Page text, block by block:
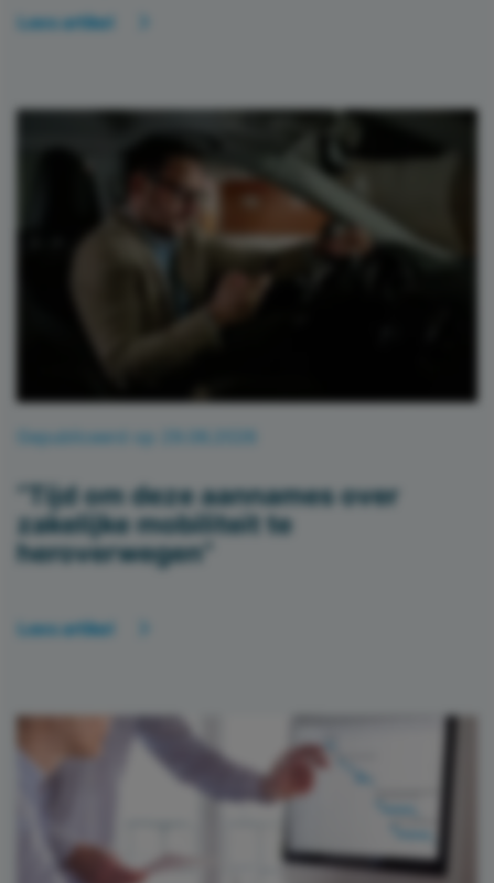
Lees artikel
Gepubliceerd op 29.06.2026
“Tijd om deze aannames over
zakelijke mobiliteit te
heroverwegen”
Lees artikel